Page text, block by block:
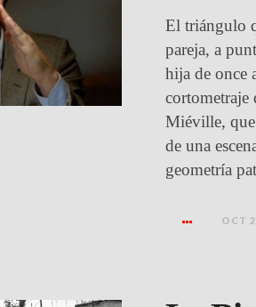
El triángulo
pareja, a
hija de once
cortometraje
Miéville,
de una
geometría
OCT